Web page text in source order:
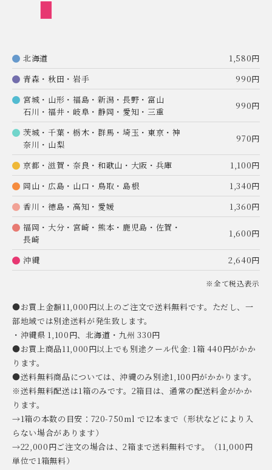
北海道
1,580円
青森・秋田・岩手
990円
宮城・山形・福島・新潟・長野・富山
石川・福井・岐阜・静岡・愛知・三重
990円
茨城・千葉・栃木・群馬・埼玉・東京・神
奈川・山梨
970円
京都・滋賀・奈良・和歌山・大阪・兵庫
1,100円
岡山・広島・山口・鳥取・島根
1,340円
香川・徳島・高知・愛媛
1,360円
福岡・大分・宮崎・熊本・鹿児島・佐賀・
長崎
1,600円
沖縄 2,640円
※全て税込表示
●お買上金額11,000円以上のご注文で送料無料です。ただし、一
部地域では別途送料が発生致します。
・沖縄県 1,100円、北海道・九州 330円
●お買上商品11,000円以上でも別途クール代金: 1箱 440円がかか
ります。
●送料無料商品については、沖縄のみ別途1,100円がかかります。
※送料無料配送は1箱のみです。2箱目は、通常の配送料金がかか
ります。
→1箱の本数の目安：720-750ml で12本まで（形状などにより入
らない場合があります）
→22,000円ご注文の場合は、2箱まで送料無料です。（11,000円
単位で1箱無料）